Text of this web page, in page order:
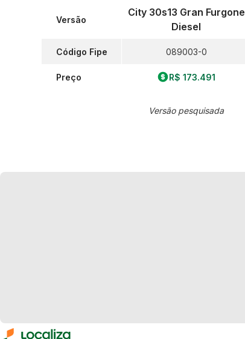
Versão
Código Fipe
Preço
City 30s13 Gran Furgone
Diesel
089003-0
R$ 173.491
Versão pesquisada